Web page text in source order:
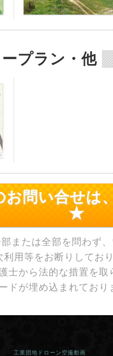
プラン・他
問い合せは
★
または全部を問わず
利用等をお断りしてお
士から法的な措置を
ドが埋め込まれており
工業団地ドローン空撮動画